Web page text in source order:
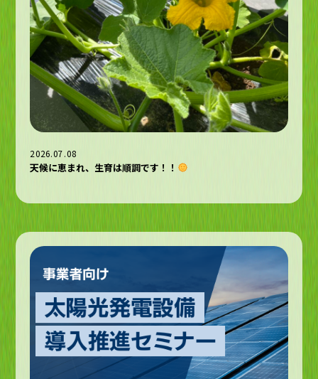
2026.07.08
天候に恵まれ、生育は順調です！！